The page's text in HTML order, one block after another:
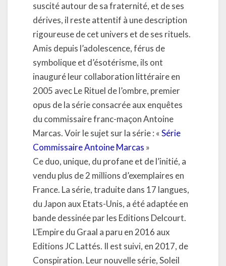
suscité autour de sa fraternité, et de ses
dérives, il reste attentif à une description
rigoureuse de cet univers et de ses rituels.
Amis depuis l’adolescence, férus de
symbolique et d’ésotérisme, ils ont
inauguré leur collaboration littéraire en
2005 avec Le Rituel de l’ombre, premier
opus de la série consacrée aux enquêtes
du commissaire franc-maçon Antoine
Marcas. Voir le sujet sur la série : «Série
Commissaire Antoine Marcas »
Ce duo, unique, du profane et de l’initié, a
vendu plus de 2 millions d’exemplaires en
France. La série, traduite dans 17 langues,
du Japon aux Etats-Unis, a été adaptée en
bande dessinée par les Editions Delcourt.
L’Empire du Graal a paru en 2016 aux
Editions JC Lattés. Il est suivi, en 2017, de
Conspiration. Leur nouvelle série, Soleil